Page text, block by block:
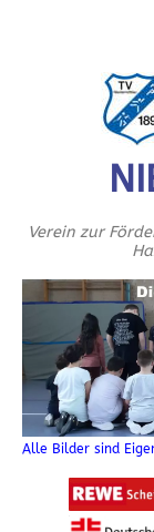
Verein zur
Alle Bilder sind